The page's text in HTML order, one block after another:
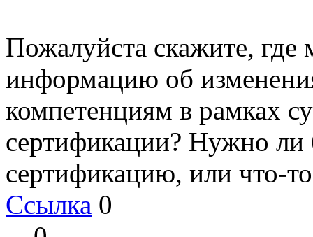
Пожалуйста скажите, где
информацию об
компетенциям в рамках
сертификации? Нужно ли
сертификацию, или что-то
Ссылка 0